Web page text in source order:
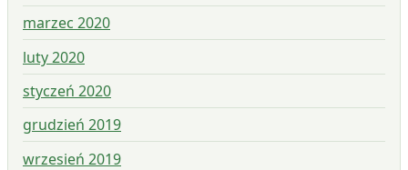
marzec 2020
luty 2020
styczeń 2020
grudzień 2019
wrzesień 2019